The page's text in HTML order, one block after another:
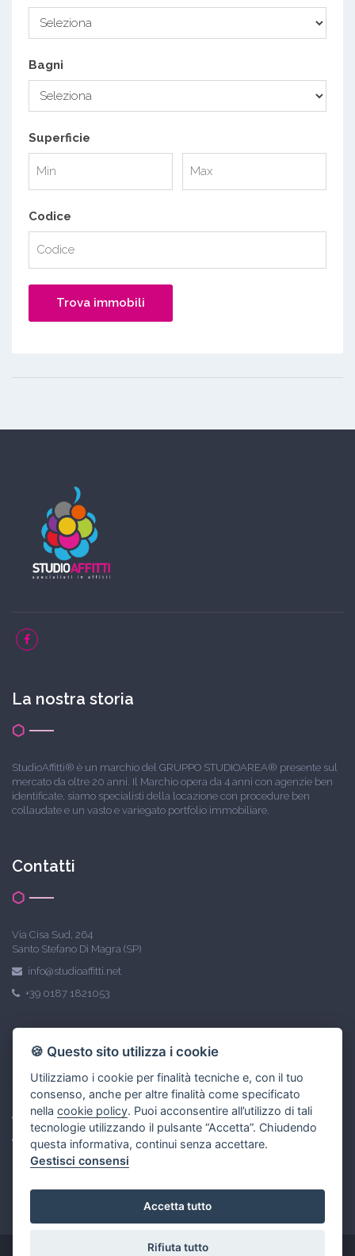
Bagni
Superficie
Codice
La nostra storia
StudioAffitti® è un marchio del GRUPPO STUDIOAREA® presente sul
mercato da oltre 20 anni. Il Marchio opera da 4 anni con agenzie ben
identificate, siamo specialisti della locazione con procedure ben
collaudate e un vasto e variegato portfolio immobiliare.
Contatti
Via Cisa Sud, 264
Santo Stefano Di Magra (SP)
info@studioaffitti.net
+39 0187 1821053
Link utili
Privacy policy
Gestisci Cookie Policy
🍪 Questo sito utilizza i cookie
Utilizziamo i cookie per finalità tecniche e, con il tuo
consenso, anche per altre finalità come specificato
nellacookie policy. Puoi acconsentire all’utilizzo di tali
tecnologie utilizzando il pulsante “Accetta”. Chiudendo
questa informativa, continui senza accettare.
Gestisci consensi
Accetta tutto
Rifiuta tutto